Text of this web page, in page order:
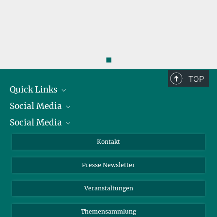
◼
TOP
Quick Links
Präsident
Zahlen und Fakten
Social Media
Bluesky
TikTok
Social Media
Instagram
YouTube
Kontakt
Presse Newsletter
Veranstaltungen
Themensammlung